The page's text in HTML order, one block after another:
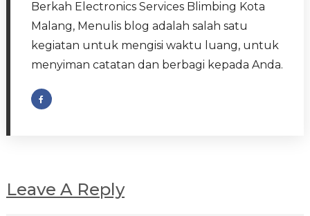
Berkah Electronics Services Blimbing Kota
Malang, Menulis blog adalah salah satu
kegiatan untuk mengisi waktu luang, untuk
menyiman catatan dan berbagi kepada Anda.
Leave A Reply